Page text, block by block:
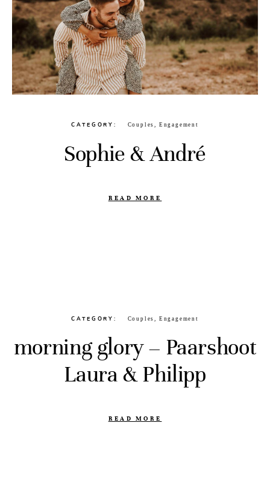
HOME
HOCHZEITEN
LOVESTORIES
CATEGORY Couples, Engagement
Sophie & André
READ MORE
CATEGORY Couples Engagement
morning glory – Paarshoot
Laura & Philipp
READ MORE